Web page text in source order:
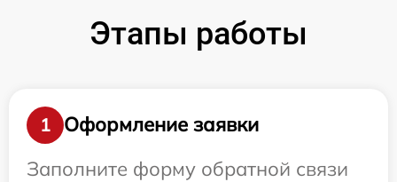
Этапы работы
1
Оформление заявки
Заполните форму обратной связи